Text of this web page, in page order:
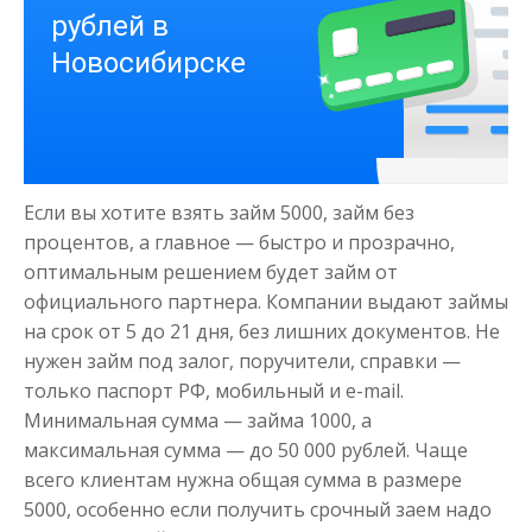
Срок от 1до 21 дня
Получить
Моментальный займ
Если вы хотите взять займ 5000, займ без
процентов, а главное — быстро и прозрачно,
оптимальным решением будет займ от
официального партнера. Компании выдают займы
на срок от 5 до 21 дня, без лишних документов. Не
нужен займ под залог, поручители, справки —
только паспорт РФ, мобильный и e-mail.
Минимальная сумма — займа 1000, а
максимальная сумма — до 50 000 рублей. Чаще
всего клиентам нужна общая сумма в размере
5000, особенно если получить срочный заем надо